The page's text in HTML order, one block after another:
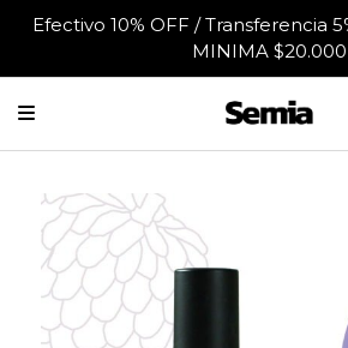
Efectivo 10% OFF / Transferencia
MINIMA $20.000